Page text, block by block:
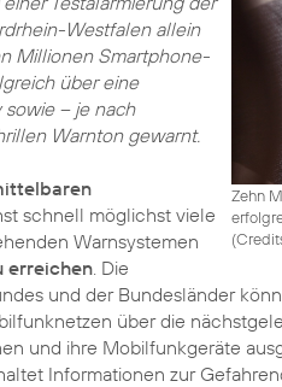
Zehn
(
Westfalen allein
Millionen Smartphone-
über eine
sowie – je nach
Warnton gewarnt.
schnell möglichst viele
Warnsystemen
erreichen. Die
und der Bundesländer
über die
und ihre Mobilfunkgeräte
Informationen zur